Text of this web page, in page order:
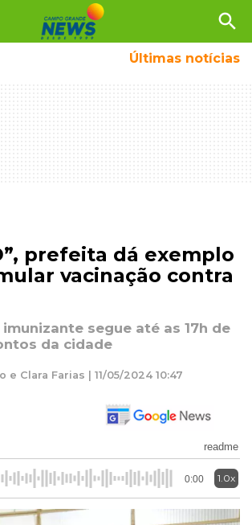
search
Últimas notícias
prefeita dá exemplo
vacinação contra
segue até as 17h de
da cidade
e Clara Farias | 11/05/2024 10:47
readme
0:00 1.0x